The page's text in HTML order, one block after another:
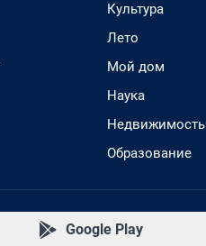
Культура
Лето
Мой дом
Наука
Недвижимость
Образование
Google Play